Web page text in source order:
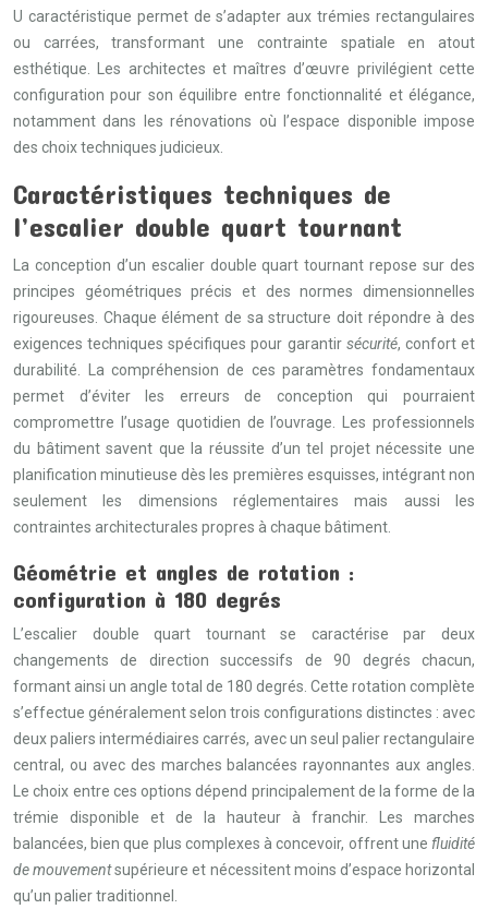
U caractéristique permet de s’adapter aux trémies rectangulaires
ou carrées, transformant une contrainte spatiale en atout
esthétique. Les architectes et maîtres d’œuvre privilégient cette
configuration pour son équilibre entre fonctionnalité et élégance,
notamment dans les rénovations où l’espace disponible impose
des choix techniques judicieux.
Caractéristiques techniques de
l’escalier double quart tournant
La conception d’un escalier double quart tournant repose sur des
principes géométriques précis et des normes dimensionnelles
rigoureuses. Chaque élément de sa structure doit répondre à des
exigences techniques spécifiques pour garantir sécurité, confort et
durabilité. La compréhension de ces paramètres fondamentaux
permet d’éviter les erreurs de conception qui pourraient
compromettre l’usage quotidien de l’ouvrage. Les professionnels
du bâtiment savent que la réussite d’un tel projet nécessite une
planification minutieuse dès les premières esquisses, intégrant non
seulement les dimensions réglementaires mais aussi les
contraintes architecturales propres à chaque bâtiment.
Géométrie et angles de rotation :
configuration à 180 degrés
L’escalier double quart tournant se caractérise par deux
changements de direction successifs de 90 degrés chacun,
formant ainsi un angle total de 180 degrés. Cette rotation complète
s’effectue généralement selon trois configurations distinctes : avec
deux paliers intermédiaires carrés, avec un seul palier rectangulaire
central, ou avec des marches balancées rayonnantes aux angles.
Le choix entre ces options dépend principalement de la forme de la
trémie disponible et de la hauteur à franchir. Les marches
balancées, bien que plus complexes à concevoir, offrent une fluidité
de mouvementsupérieure et nécessitent moins d’espace horizontal
qu’un palier traditionnel.